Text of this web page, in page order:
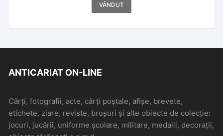
VÂNDUT
ANTICARIAT ON-LINE
Cărți, fotografii, acte, cărți poștale, afișe, brevete,
etichete, ziare, reviste, broșuri și alte obiecte de colecție:
jocuri, jucării, uniforme școlare, militare, medalii, decorații,